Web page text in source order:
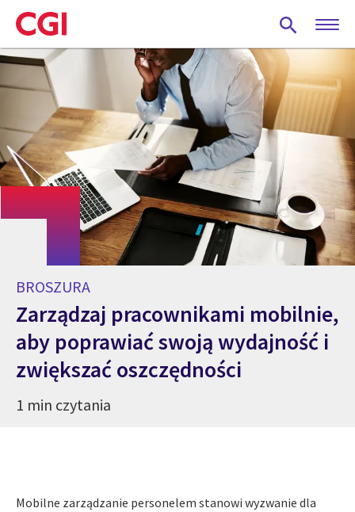
Skip
to
main
content
BROSZURA
Zarządzaj pracownikami mobilnie,
aby poprawiać swoją wydajność i
zwiększać oszczędności
1 min czytania
Mobilne zarządzanie personelem stanowi wyzwanie dla